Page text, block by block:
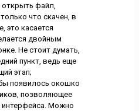
файл,
что скачен, в
это касается
двойным
Не стоит думать,
пункт, ведь еще
этап;
появилось окошко
позволяющее
интерфейса. Можно